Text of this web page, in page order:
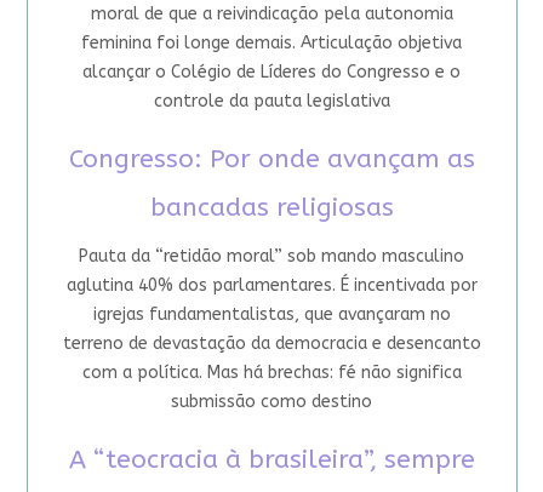
moral de que a reivindicação pela autonomia
feminina foi longe demais. Articulação objetiva
alcançar o Colégio de Líderes do Congresso e o
controle da pauta legislativa
Congresso: Por onde avançam as
bancadas religiosas
Pauta da “retidão moral” sob mando masculino
aglutina 40% dos parlamentares. É incentivada por
igrejas fundamentalistas, que avançaram no
terreno de devastação da democracia e desencanto
com a política. Mas há brechas: fé não significa
submissão como destino
A “teocracia à brasileira”, sempre